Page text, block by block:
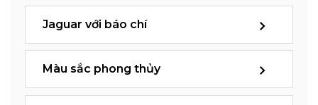
Jaguar với báo chí
Màu sắc phong thủy